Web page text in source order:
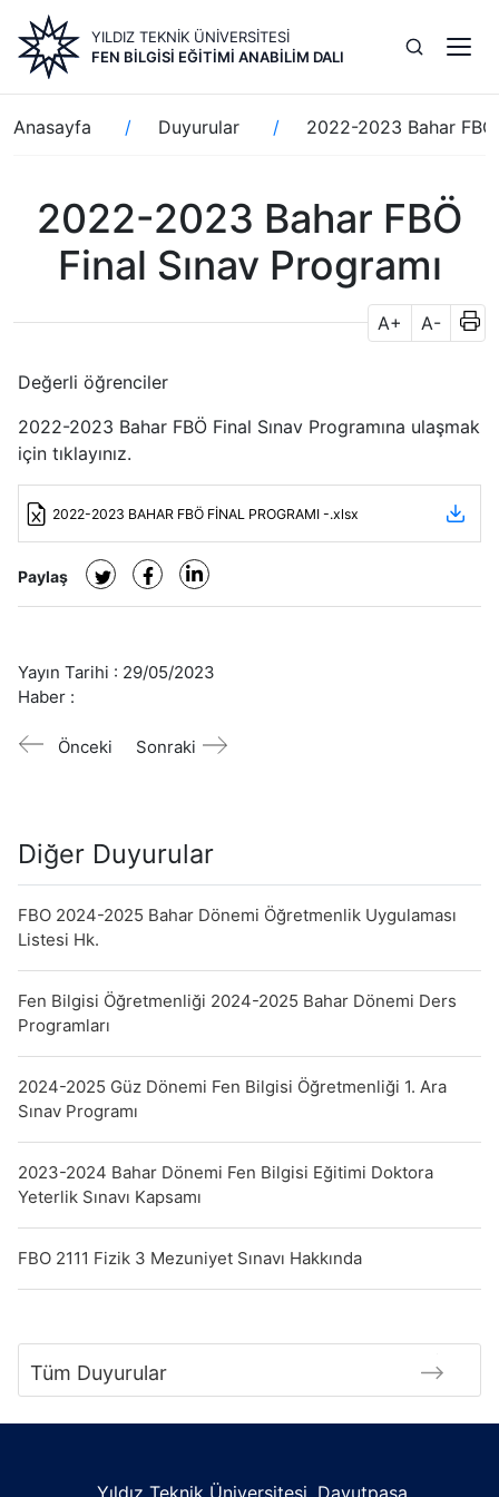
içeriğe
atla
YILDIZ TEKNİK ÜNİVERSİTESİ
FEN BILGISI EĞITIMI ANABILIM DALI
Sayfa
yolu
Anasayfa Duyurular 2022-2023 Bahar FBÖ
2022-2023 Bahar FBÖ
Final Sınav Programı
A+ A-
Değerli öğrenciler
2022-2023 Bahar FBÖ Final Sınav Programına ulaşmak
için tıklayınız.
2022-2023 BAHAR FBÖ FİNAL PROGRAMI -.xlsx
Paylaş
Yayın Tarihi : 29/05/2023
Haber :
Önceki Sonraki
Diğer Duyurular
FBO 2024-2025 Bahar Dönemi Öğretmenlik Uygulaması
Listesi Hk.
Fen Bilgisi Öğretmenliği 2024-2025 Bahar Dönemi Ders
Programları
2024-2025 Güz Dönemi Fen Bilgisi Öğretmenliği 1. Ara
Sınav Programı
2023-2024 Bahar Dönemi Fen Bilgisi Eğitimi Doktora
Yeterlik Sınavı Kapsamı
FBO 2111 Fizik 3 Mezuniyet Sınavı Hakkında
Tüm Duyurular
Yıldız Teknik Üniversitesi, Davutpaşa